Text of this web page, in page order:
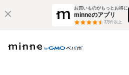
お買いものがもっとお得に
minneのアプリ
3万件以上